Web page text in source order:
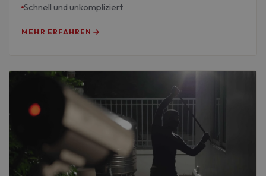
Schnell und unkompliziert
MEHR ERFAHREN